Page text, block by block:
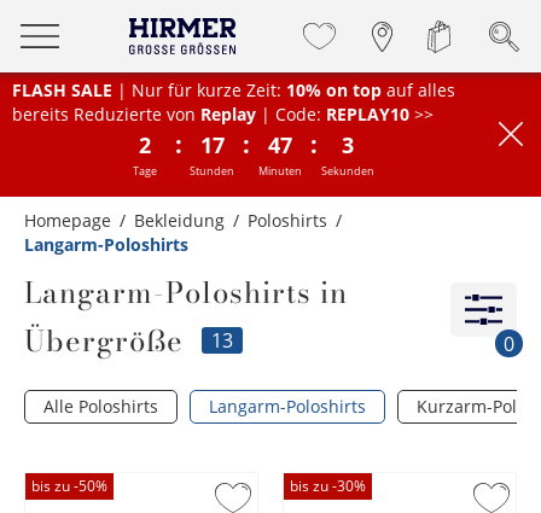
FLASH SALE | Nur für kurze Zeit: 10% on topauf alles
bereits Reduzierte von Replay| Code: REPLAY10>>
2
Tage
: 17
Stunden
: 47
Minuten
: 2
Sekunden
Homepage Bekleidung
Poloshirts
Langarm-Poloshirts
Langarm-Poloshirts in
Übergröße
13 0
Alle Poloshirts Langarm-Poloshirts Kurzarm-
bis zu -50% bis zu -30%